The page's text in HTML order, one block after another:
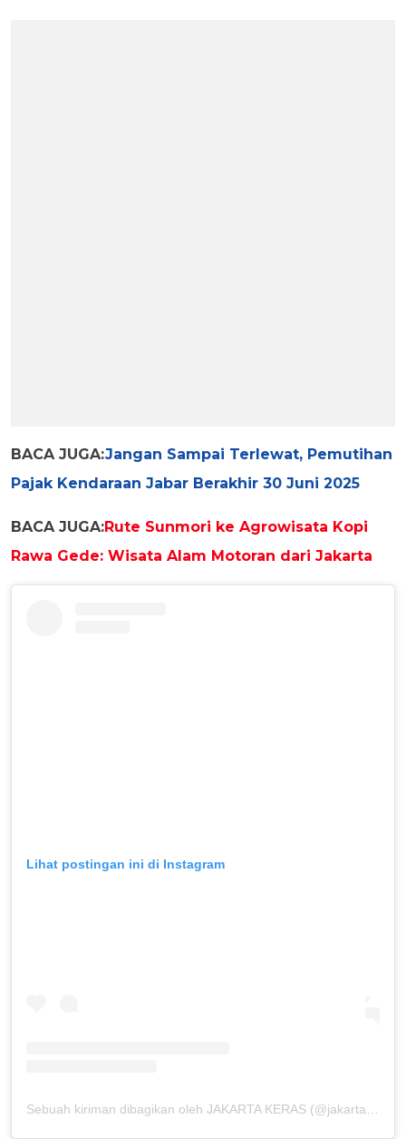
BACA JUGA:Jangan Sampai Terlewat, Pemutihan
Pajak Kendaraan Jabar Berakhir 30 Juni 2025
BACA JUGA:Rute Sunmori ke Agrowisata Kopi
Rawa Gede: Wisata Alam Motoran dari Jakarta
Lihat postingan ini di Instagram